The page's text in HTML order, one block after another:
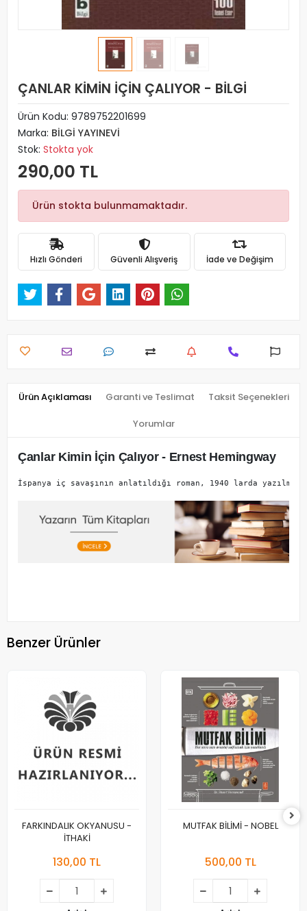
ÇANLAR KİMİN İÇİN ÇALIYOR - BİLGİ
Ürün Kodu: 9789752201699
Marka: BİLGİ YAYINEVİ
Stok: Stokta yok
290,00 TL
Ürün stokta bulunmamaktadır.
Hızlı Gönderi Güvenli Alışveriş İade ve Değişim
Ürün Açıklaması Garanti ve Teslimat Taksit Seçenekleri
Yorumlar
Çanlar Kimin İçin Çalıyor - Ernest Hemingway
İspanya iç savaşının anlatıldığı roman, 1940 larda
Benzer Ürünler
FARKINDALIK OKYANUSU -
İTHAKİ
130,00 TL
MUTFAK BİLİMİ - NOBEL
500,00 TL